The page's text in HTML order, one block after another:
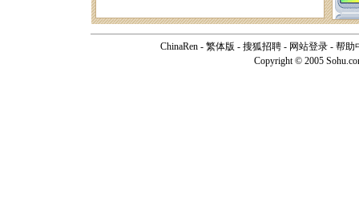
ChinaRen - 繁体版 - 搜狐招聘 - 网站登录 - 帮助
Copyright © 2005